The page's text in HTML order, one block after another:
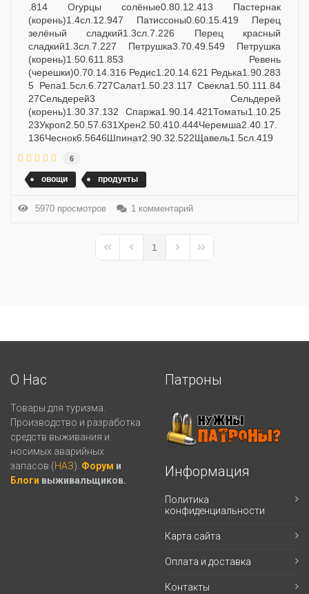
.814 Огурцы солёные0.80.12.413 Пастернак
(корень)1.4сл.12.947 Патиссоны0.60.15.419 Перец
зелёный сладкий1.3сл.7.226 Перец красный
сладкий1.3сл.7.227 Петрушка3.70.49.549 Петрушка
(корень)1.50.611.853 Ревень
(черешки)0.70.14.316 Редис1.20.14.621 Редька1.90.283
5 Репа1.5сл.6.727Салат1.50.23.117 Свекла1.50.111.84
27Сельдерей3 Сельдерей
(корень)1.30.37.132 Спаржа1.90.14.421Томаты1.10.25
23Укроп2.50.57.631Хрен2.50.410.444Черемша2.40.17.
136Чеснок6.5646Шпинат2.90.32.522Щавель1.5сл.419
6
овощи продукты
5970 просмотров 1 комментарий
First PagePrevious Page
1
Next PageLast Page
О Нас
Товары для туризма.
Производство и разработка
средств выживания и
носимых аварийных
запасов (НАЗ). Форум и
Блоги выживальщиков.
Патроны
Информация
Политика
конфиденциальности
Карта сайта
Оплата и доставка
Контакты